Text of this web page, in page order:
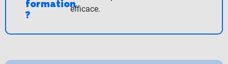
formation
?
efficace.